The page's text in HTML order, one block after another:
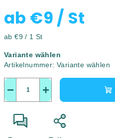
ab €9 / St
Verkaufspreis:
ab €9 / 1 St
Variante wählen
Artikelnummer: Variante wählen
+
−